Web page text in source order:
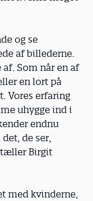
og se
af billederne.
Som når en af
en lort på
Vores erfaring
uhygge ind i
endnu
de ser,
Birgit
med kvinderne,